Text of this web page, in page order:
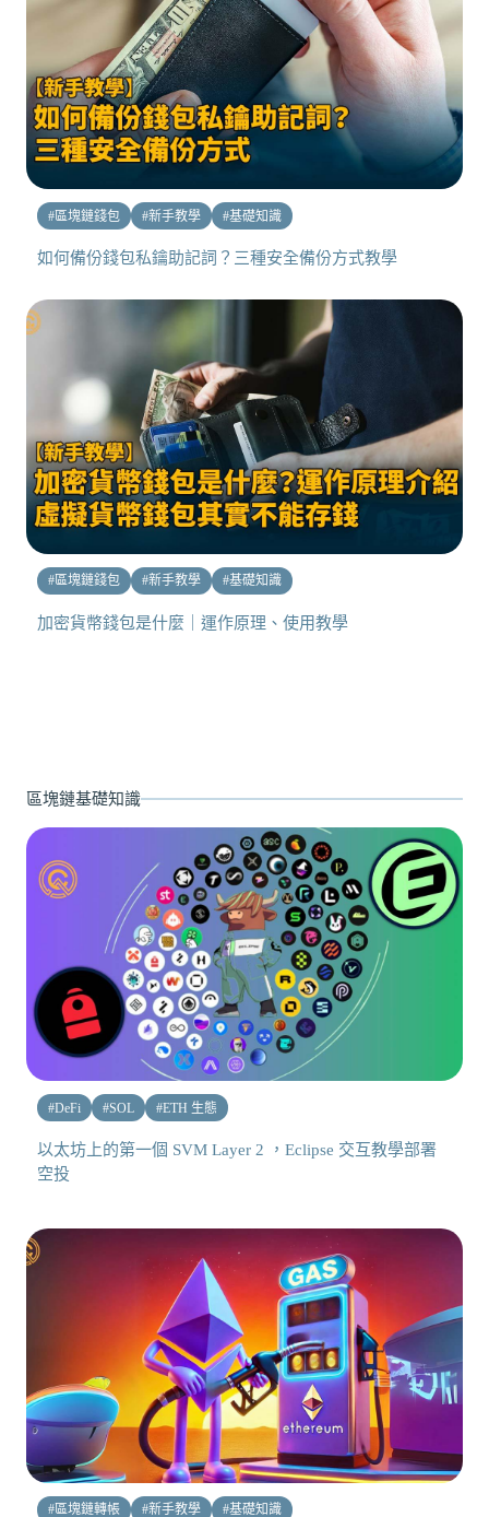
#區塊鏈錢包 #新手教學 #基礎知識
如何備份錢包私鑰助記詞？三種安全備份方式教學
#區塊鏈錢包 #新手教學 #基礎知識
加密貨幣錢包是什麼｜運作原理、使用教學
區塊鏈基礎知識
#DeFi #SOL #ETH 生態
以太坊上的第一個 SVM Layer 2 ，Eclipse 交互教學部署
空投
#區塊鏈轉帳 #新手教學 #基礎知識